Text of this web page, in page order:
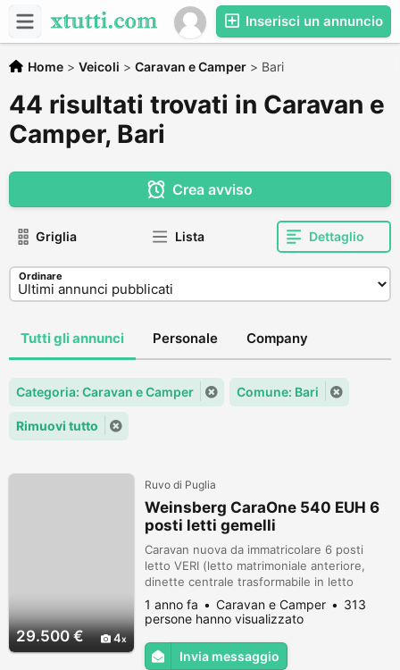
Inserisci un annuncio
Home > Veicoli > Caravan e Camper > Bari
44 risultati trovati in Caravan e
Camper, Bari
Crea avviso
Griglia Lista Dettaglio
Ordinare
Tutti gli annunci Personale Company
Categoria: Caravan e Camper Comune: Bari
Rimuovi tutto
29.500 € 4
Ruvo di Puglia
Weinsberg CaraOne 540 EUH 6
posti letti gemelli
Caravan nuova da immatricolare 6 posti
letto VERI (letto matrimoniale anteriore,
dinette centrale trasformabile in letto
matrimoniale, letto a castello posteriore con
funzione garage, bagno con doccia
integrata). Dimensioni: Lunghezza 7.43m -
Larghezza 2.32m - Altezza 2.81m - Peso a
pieno carico 1500kg. Dotazioni e accessori:
1 anno fa Caravan e Camper
313
persone hanno visualizzato
Invia messaggio